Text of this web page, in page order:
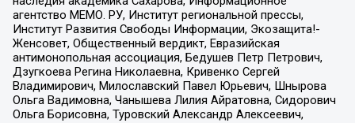
агентство МЕМО. РУ, Институт региональной прессы,
Институт Развития Свободы Информации, Экозащита!-
Женсовет, Общественный вердикт, Евразийская
антимонопольная ассоциация, Бедушев Петр Петрович,
Дзугкоева Регина Николаевна, Кривенко Сергей
Владимирович, Милославский Павел Юрьевич, Шнырова
Ольга Вадимовна, Чанышева Лилия Айратовна, Сидорович
Ольга Борисовна, Туровский Александр Алексеевич,